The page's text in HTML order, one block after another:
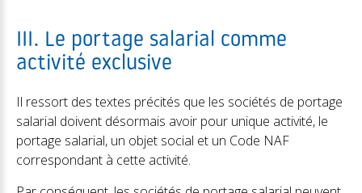
III. Le portage salarial comme
activité exclusive
Il ressort des textes précités que les sociétés de portage
salarial doivent désormais avoir pour unique activité, le
portage salarial, un objet social et un Code NAF
correspondant à cette activité.